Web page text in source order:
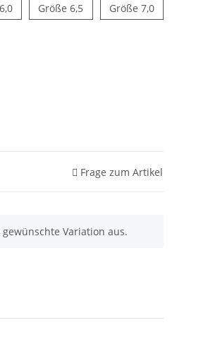
Größe 6,0Größe 6,5 Größe 6,5Größe 7,0Größe 7,0
Frage zum Artikel
Variation aus.